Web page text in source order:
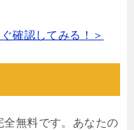
確認してみる！＞
無料です。あなたの